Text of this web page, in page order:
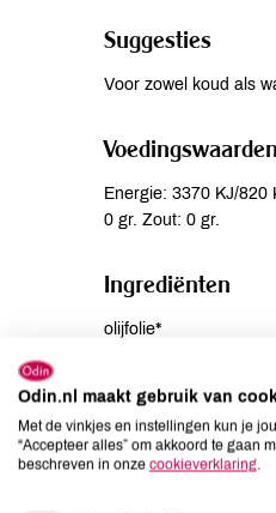
Suggesties
Voor zowel koud als
Energie: 3370 KJ/820
0 gr. Zout: 0 gr.
Ingrediënten
olijfolie*
Allergenen
Aardnoten
Ei
Odin.nl maakt gebruik van
Met de vinkjes en instellingen kun je
“Accepteer alles” om akkoord te gaan
beschreven in onze cookieverklaring.